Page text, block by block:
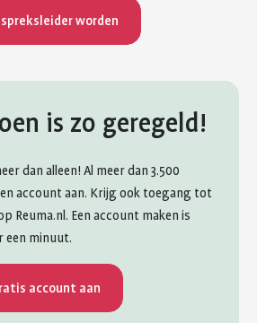
worden
is zo geregeld!
dan alleen! Al meer dan 3.500
account aan. Krijg ook toegang tot
Reuma.nl. Een account maken is
een minuut.
account aan